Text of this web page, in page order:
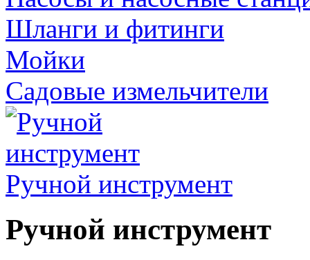
Шланги и фитинги
Мойки
Садовые измельчители
Ручной инструмент
Ручной инструмент